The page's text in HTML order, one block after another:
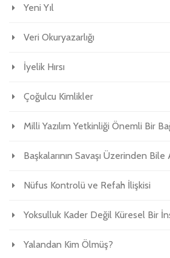
Yeni Yıl
Veri Okuryazarlığı
İyelik Hırsı
Çoğulcu Kimlikler
Milli Yazılım Yetkinliği Önemli Bir
Başkalarının Savaşı Üzerinden Bile
Nüfus Kontrolü ve Refah İlişkisi
Yoksulluk Kader Değil Küresel Bir
Yalandan Kim Ölmüş?